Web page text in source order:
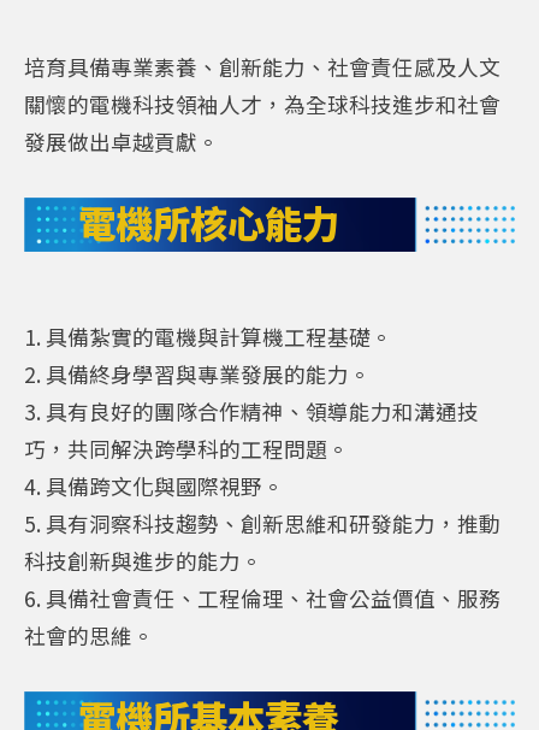
培育具備專業素養、創新能力、社會責任感及人文
關懷的電機科技領袖人才，為全球科技進步和社會
發展做出卓越貢獻。
電機所核心能力
1. 具備紮實的電機與計算機工程基礎。
2. 具備終身學習與專業發展的能力。
3. 具有良好的團隊合作精神、領導能力和溝通技
巧，共同解決跨學科的工程問題。
4. 具備跨文化與國際視野。
5. 具有洞察科技趨勢、創新思維和研發能力，推動
科技創新與進步的能力。
6. 具備社會責任、工程倫理、社會公益價值、服務
社會的思維。
電機所基本素養